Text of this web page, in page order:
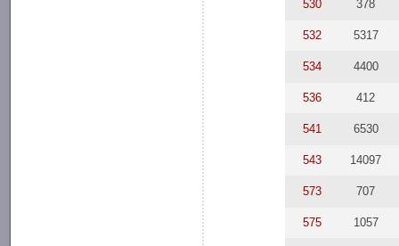
530 378
532 5317
534 4400
536 412
541 6530
543 14097
573 707
575 1057